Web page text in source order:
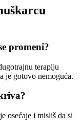
promeni?
terapiju
je gotovo nemoguća.
osećaje i misliš da si